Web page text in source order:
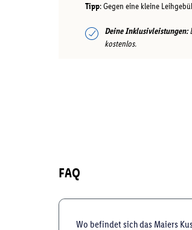
Tipp: Gegen eine kleine
Deine Inklusivleistungen:
kostenlos.
FAQ
Wo befindet sich das Maiers